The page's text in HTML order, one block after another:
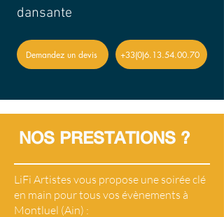
dansante
Demandez un devis +33(0)6.13.54.00.70
NOS PRESTATIONS ?
LiFi Artistes vous propose une soirée clé
en main pour tous vos évènements à
Montluel (Ain) :